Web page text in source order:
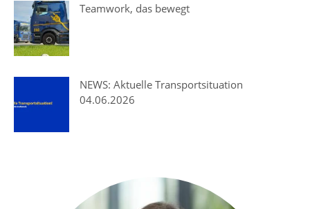
Teamwork, das bewegt
NEWS: Aktuelle Transportsituation
04.06.2026